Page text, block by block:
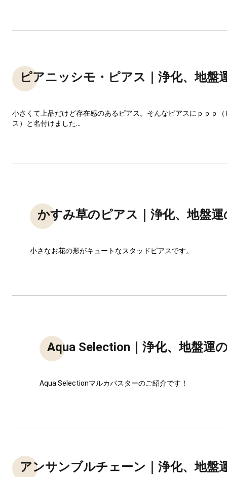
ピアニッシモ・ピアス｜浄化、地盤
小さくて上品だけど存在感のあるピアス。そんなピアスにｐｐｐ
ス）と名付けました...
かすみ草のピアス｜浄化、地盤
小さなお花の形がキュートなスタッドピアスです。
Aqua Selection｜浄化、地盤運
Aqua Selectionマルカバスターのご紹介です！
アンサンブルチェーン｜浄化、地盤